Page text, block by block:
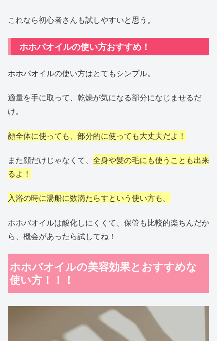
これなら初心者さんも試しやすいと思う。
ホホバオイルの使い方おすすめ！
ホホバオイルの使い方はとてもシンプル。
適量を手に取って、乾燥が気になる部分になじませるだ
け。
顔全体に使っても、部分的に使っても大丈夫だよ！
また顔だけじゃなくて、 全身や髪の毛にも使うことも出来
るよ！
入浴の時に湯船に数滴たらすという使い方も。
ホホバオイルは酸化しにくくて、保管も比較的楽ちんだか
ら、機会があったら試してね！
ホホバオイルの美容効果とおすすめな
使い方！！！